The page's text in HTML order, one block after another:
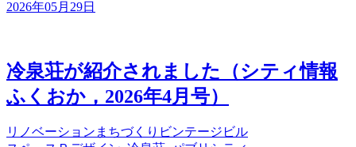
2026年05月29日
冷泉荘が紹介されました（シティ情報
ふくおか，2026年4月号）
リノベーション まちづくり ビンテージビル